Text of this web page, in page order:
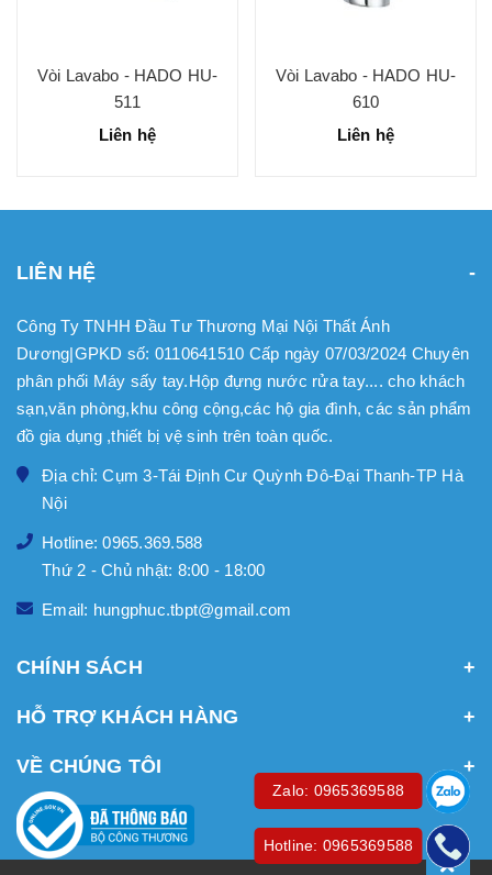
Vòi Lavabo - HADO HU-
511
Liên hệ
Vòi Lavabo - HADO HU-
610
Liên hệ
LIÊN HỆ
Công Ty TNHH Đầu Tư Thương Mại Nội Thất Ánh
Dương|GPKD số: 0110641510 Cấp ngày 07/03/2024 Chuyên
phân phối Máy sấy tay.Hộp đựng nước rửa tay.... cho khách
sạn,văn phòng,khu công cộng,các hộ gia đình, các sản phẩm
đồ gia dụng ,thiết bị vệ sinh trên toàn quốc.
Địa chỉ: Cụm 3-Tái Định Cư Quỳnh Đô-Đại Thanh-TP Hà
Nội
Hotline: 0965.369.588
Thứ 2 - Chủ nhật: 8:00 - 18:00
Email: hungphuc.tbpt@gmail.com
CHÍNH SÁCH
HỖ TRỢ KHÁCH HÀNG
VỀ CHÚNG TÔI
Zalo: 0965369588
Hotline: 0965369588